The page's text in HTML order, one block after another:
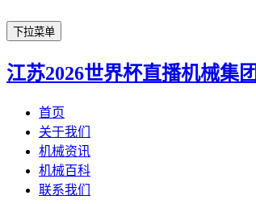
下拉菜单
江苏2026世界杯直播机械集团
首页
关于我们
机械资讯
机械百科
联系我们